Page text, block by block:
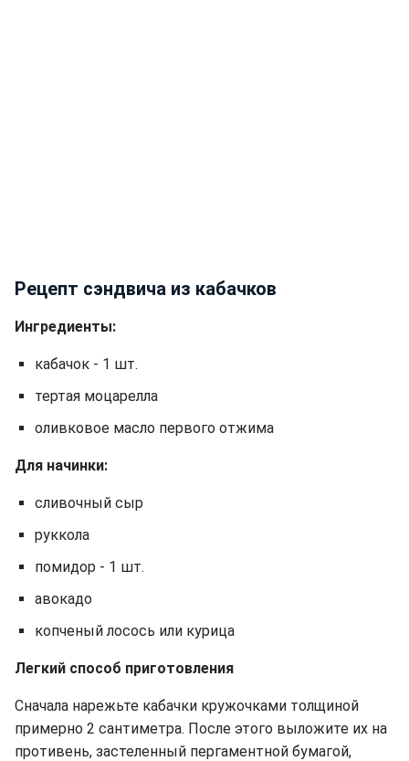
Рецепт сэндвича из кабачков
Ингредиенты:
кабачок - 1 шт.
тертая моцарелла
оливковое масло первого отжима
Для начинки:
сливочный сыр
руккола
помидор - 1 шт.
авокадо
копченый лосось или курица
Легкий способ приготовления
Сначала нарежьте кабачки кружочками толщиной
примерно 2 сантиметра. После этого выложите их на
противень, застеленный пергаментной бумагой,